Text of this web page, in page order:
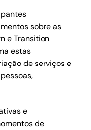
sobre as
e Transition
estas
de serviços e
e
de